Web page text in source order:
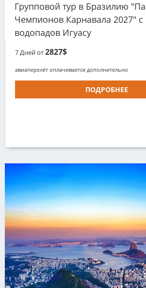
Групповой тур в Бразилию
Чемпионов Карнавала 2027"
водопадов Игуасу
7Дней от2827$
авиаперелёт оплачивается дополнительно
ПОДРОБНЕЕ